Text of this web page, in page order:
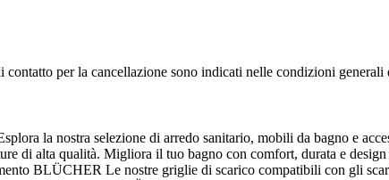
per la cancellazione sono indicati nelle condizioni generali
la nostra selezione di arredo sanitario, mobili da bagno e
di alta qualità. Migliora il tuo bagno con comfort, durata e design
BLÜCHER Le nostre griglie di scarico compatibili con gli